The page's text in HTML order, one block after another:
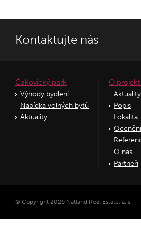
Kontaktujte nás
Čakovický park
Výhody bydlení
Nabídka volných bytů
Aktuality
O
Aktuality
Popis
Lokalita
Ocenění
O nás
Partneři
© Copyright 2026 Natland Real Estate, a. s.